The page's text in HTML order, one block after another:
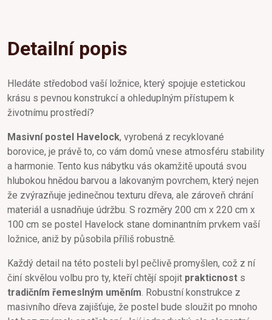
Detailní popis
Hledáte středobod vaší ložnice, který spojuje estetickou
krásu s pevnou konstrukcí a ohleduplným přístupem k
životnímu prostředí?
Masivní postel Havelock, vyrobená z recyklované
borovice, je právě to, co vám domů vnese atmosféru stability
a harmonie. Tento kus nábytku vás okamžitě upoutá svou
hlubokou hnědou barvou a lakovaným povrchem, který nejen
že zvýrazňuje jedinečnou texturu dřeva, ale zároveň chrání
materiál a usnadňuje údržbu. S rozměry 200 cm x 220 cm x
100 cm se postel Havelock stane dominantním prvkem vaší
ložnice, aniž by působila příliš robustně.
Každý detail na této posteli byl pečlivě promyšlen, což z ní
činí skvělou volbu pro ty, kteří chtějí spojit prakticnost s
tradičním řemeslným uměním . Robustní konstrukce z
masivního dřeva zajišťuje, že postel bude sloužit po mnoho